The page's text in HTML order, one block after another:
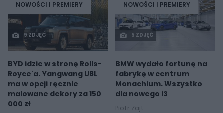
NOWOŚCI I PREMIERY
9 ZDJĘĆ
BYD idzie w stronę Rolls-
Royce'a. Yangwang U8L
ma w opcji ręcznie
malowane dekory za 150
000 zł
NOWOŚCI I PREMIERY
5 ZDJĘĆ
BMW wydało fortunę na
fabrykę w centrum
Monachium. Wszystko
dla nowego i3
Piotr Zajt